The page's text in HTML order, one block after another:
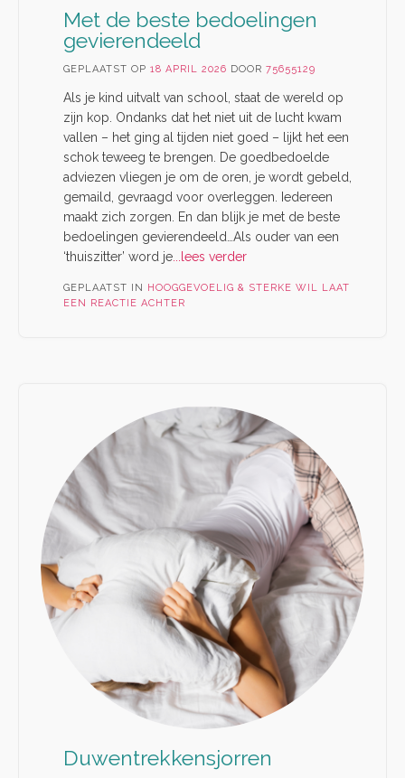
Met de beste bedoelingen
gevierendeeld
GEPLAATST OP 18 APRIL 2026 DOOR 75655129
Als je kind uitvalt van school, staat de wereld op
zijn kop. Ondanks dat het niet uit de lucht kwam
vallen – het ging al tijden niet goed – lijkt het een
schok teweeg te brengen. De goedbedoelde
adviezen vliegen je om de oren, je wordt gebeld,
gemaild, gevraagd voor overleggen. Iedereen
maakt zich zorgen. En dan blijk je met de beste
bedoelingen gevierendeeld…Als ouder van een
‘thuiszitter’ word je ...lees verder
GEPLAATST IN HOOGGEVOELIG & STERKE WIL LAAT
EEN REACTIE ACHTER
Duwentrekkensjorren